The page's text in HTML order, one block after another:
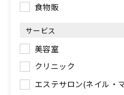
食物販
サービス
美容室
クリニック
エステサロン(ネイル・